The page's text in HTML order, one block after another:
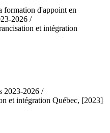
formation d'appoint en
2026 /
et intégration
2023-2026 /
et intégration Québec, [2023]